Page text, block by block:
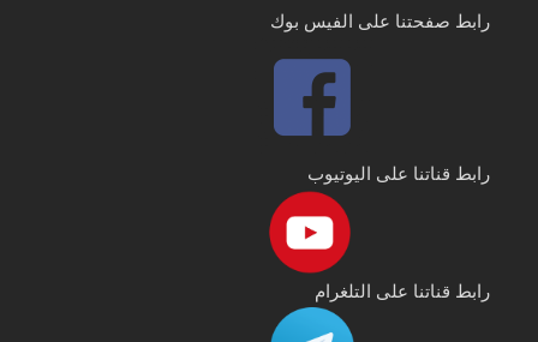
رابط صفحتنا على الفيس بوك
رابط قناتنا على اليوتيوب
رابط قناتنا على التلغرام